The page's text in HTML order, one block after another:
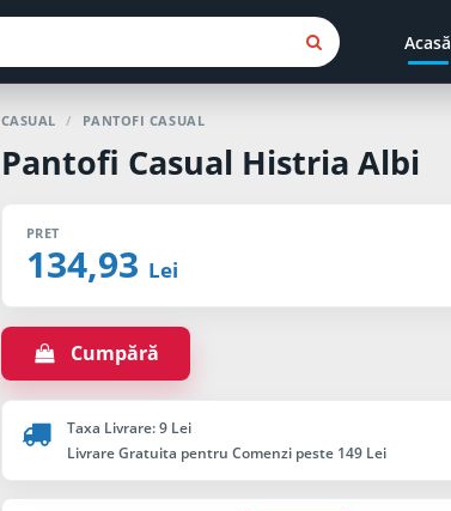
Acasă
CASUAL / PANTOFI CASUAL
Pantofi Casual Histria Albi
PRET
134,93 Lei
Cumpără
Taxa Livrare: 9 Lei
Livrare Gratuita pentru Comenzi peste 149 Lei